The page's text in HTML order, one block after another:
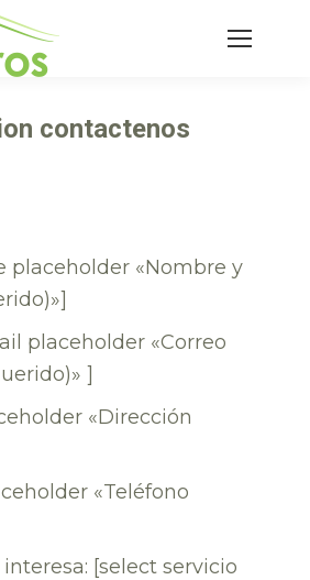
Buscar:
contactenos
placeholder «Nombre y
placeholder «Correo
]
«Dirección
«Teléfono
[select servicio